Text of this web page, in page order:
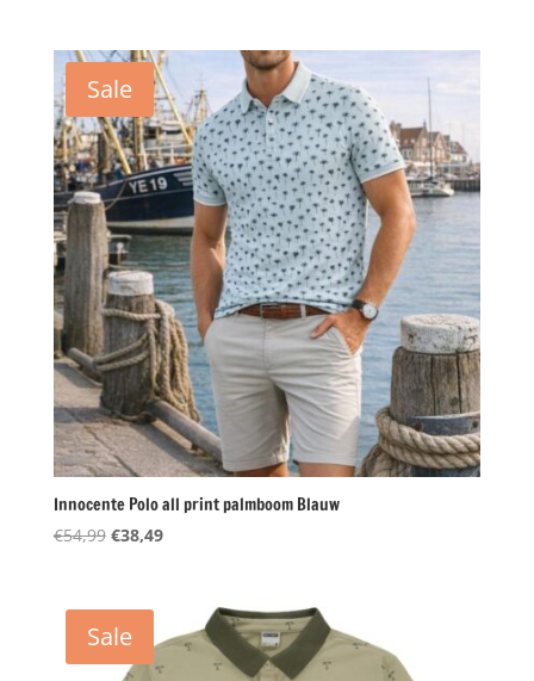
€54,99.€38,49.
Sale
Innocente Polo all print palmboom Blauw
€54,99 Oorspronkelijke
€54,99.
€38,49Huidige
€38,49.
Sale